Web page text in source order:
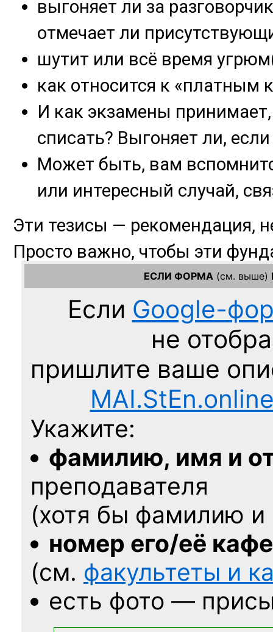
ЕСЛИ ФОРМА (см. выше)
Если Google-
не
пришлите ваше
Укажите:
фамилию, имя и
преподавателя
(хотя бы фамилию
номер его/её
(см. факультеты и
есть фото —